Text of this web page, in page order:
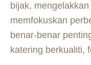
bijak,
memfokuskan
benar-benar
katering berkualiti,